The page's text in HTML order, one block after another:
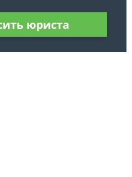
юриста